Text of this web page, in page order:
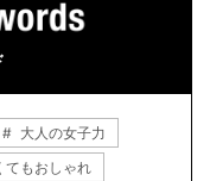
大人の女子力
てもおしゃれ